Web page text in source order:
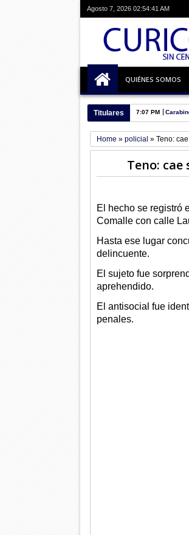
Agosto 7, 2026 02:54:42 AM
QUIÉNES SOMOS
Titulares 7:07 PM
Home » policial » Teno:
Teno:
El hecho se registró
Comalle con calle
Hasta ese lugar
delincuente.
El sujeto fue
aprehendido.
El antisocial fue
penales.